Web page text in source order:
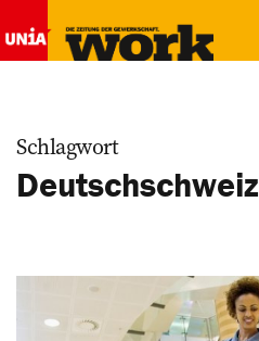
Schlagwort
Deutschschweiz